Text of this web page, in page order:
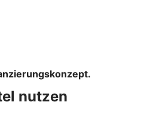
nutzen